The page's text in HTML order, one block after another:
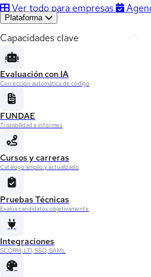
Ver todo para empresas
Plataforma
Capacidades clave
Evaluación con IA
Corrección automática de código
FUNDAE
Trazabilidad e informes
Cursos y carreras
Catálogo amplio y actualizado
Pruebas Técnicas
Evalúa candidatos objetivamente
Integraciones
SCORM, LTI, SSO, SAML